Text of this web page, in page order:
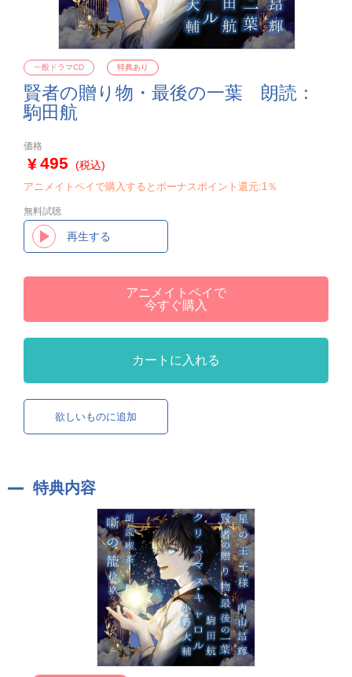
賢者の贈り物・最後の一葉 朗読：
駒田航
一般ドラマCD 特典あり
価格
495 (税込)
アニメイトペイで購入するとボーナスポイント還元:1％
無料試聴
再生する
アニメイトペイで
今すぐ購入
カートに入れる
欲しいものに追加
特典内容